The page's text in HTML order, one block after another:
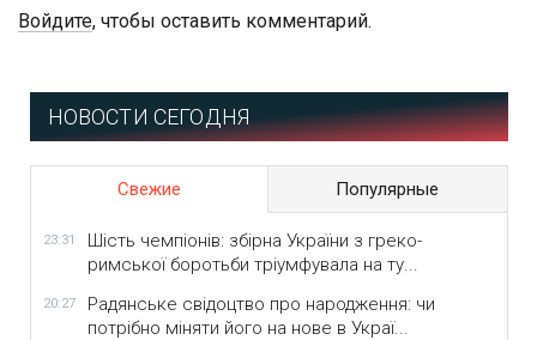
Войдите, чтобы оставить комментарий.
НОВОСТИ СЕГОДНЯ
Свежие Популярные
23:31
Шість чемпіонів: збірна України з греко-
римської боротьби тріумфувала на ту...
20:27
Радянське свідоцтво про народження: чи
потрібно міняти його на нове в Украї...